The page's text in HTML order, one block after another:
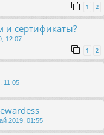
1 2
и сертификаты?
12:07
1 2
11:05
2019, 01:55